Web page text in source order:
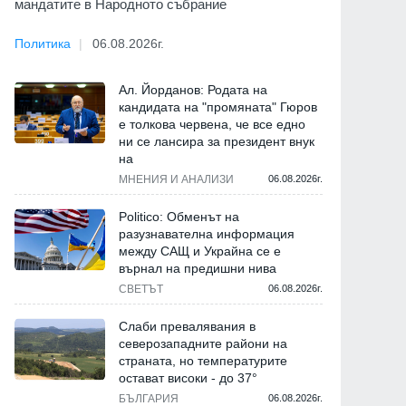
мандатите в Народното събрание
Политика 06.08.2026г.
Ал. Йорданов: Родата на
кандидата на "промяната" Гюров
е толкова червена, че все едно
ни се лансира за президент внук
на
МНЕНИЯ И АНАЛИЗИ 06.08.2026г.
Politico: Обменът на
разузнавателна информация
между САЩ и Украйна се е
върнал на предишни нива
СВЕТЪТ 06.08.2026г.
Слаби превалявания в
северозападните райони на
страната, но температурите
остават високи - до 37°
БЪЛГАРИЯ 06.08.2026г.